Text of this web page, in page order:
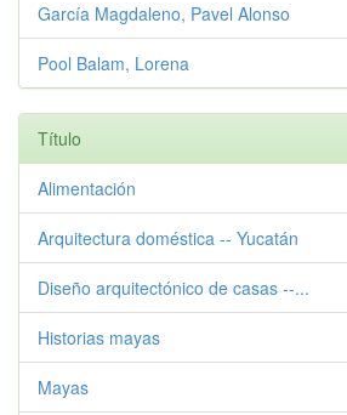
García Magdaleno, Pavel Alonso
Pool Balam, Lorena
Título
Alimentación
Arquitectura doméstica -- Yucatán
Diseño arquitectónico de casas --...
Historias mayas
Mayas